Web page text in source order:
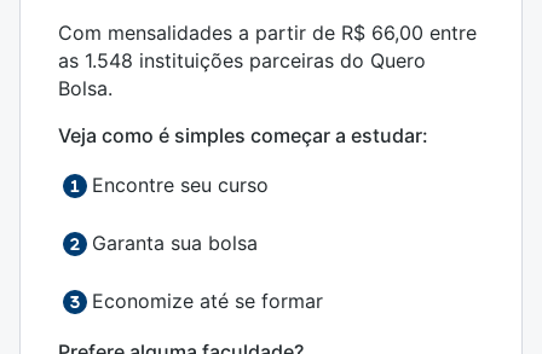
Com mensalidades a partir de R$ 66,00 entre
as 1.548 instituições parceiras do Quero
Bolsa.
Veja como é simples começar a estudar:
Encontre seu curso
Garanta sua bolsa
Economize até se formar